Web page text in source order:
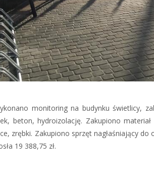
monitoring na budynku świetlicy,
beton, hydroizolację. Zakupiono
zrębki. Zakupiono sprzęt nagłaśniający
19 388,75 zł.